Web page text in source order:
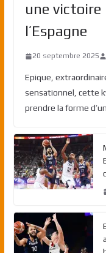
une
l’Espagne
20 septembre 2025
Epique,
sensationnel, cette
prendre la forme